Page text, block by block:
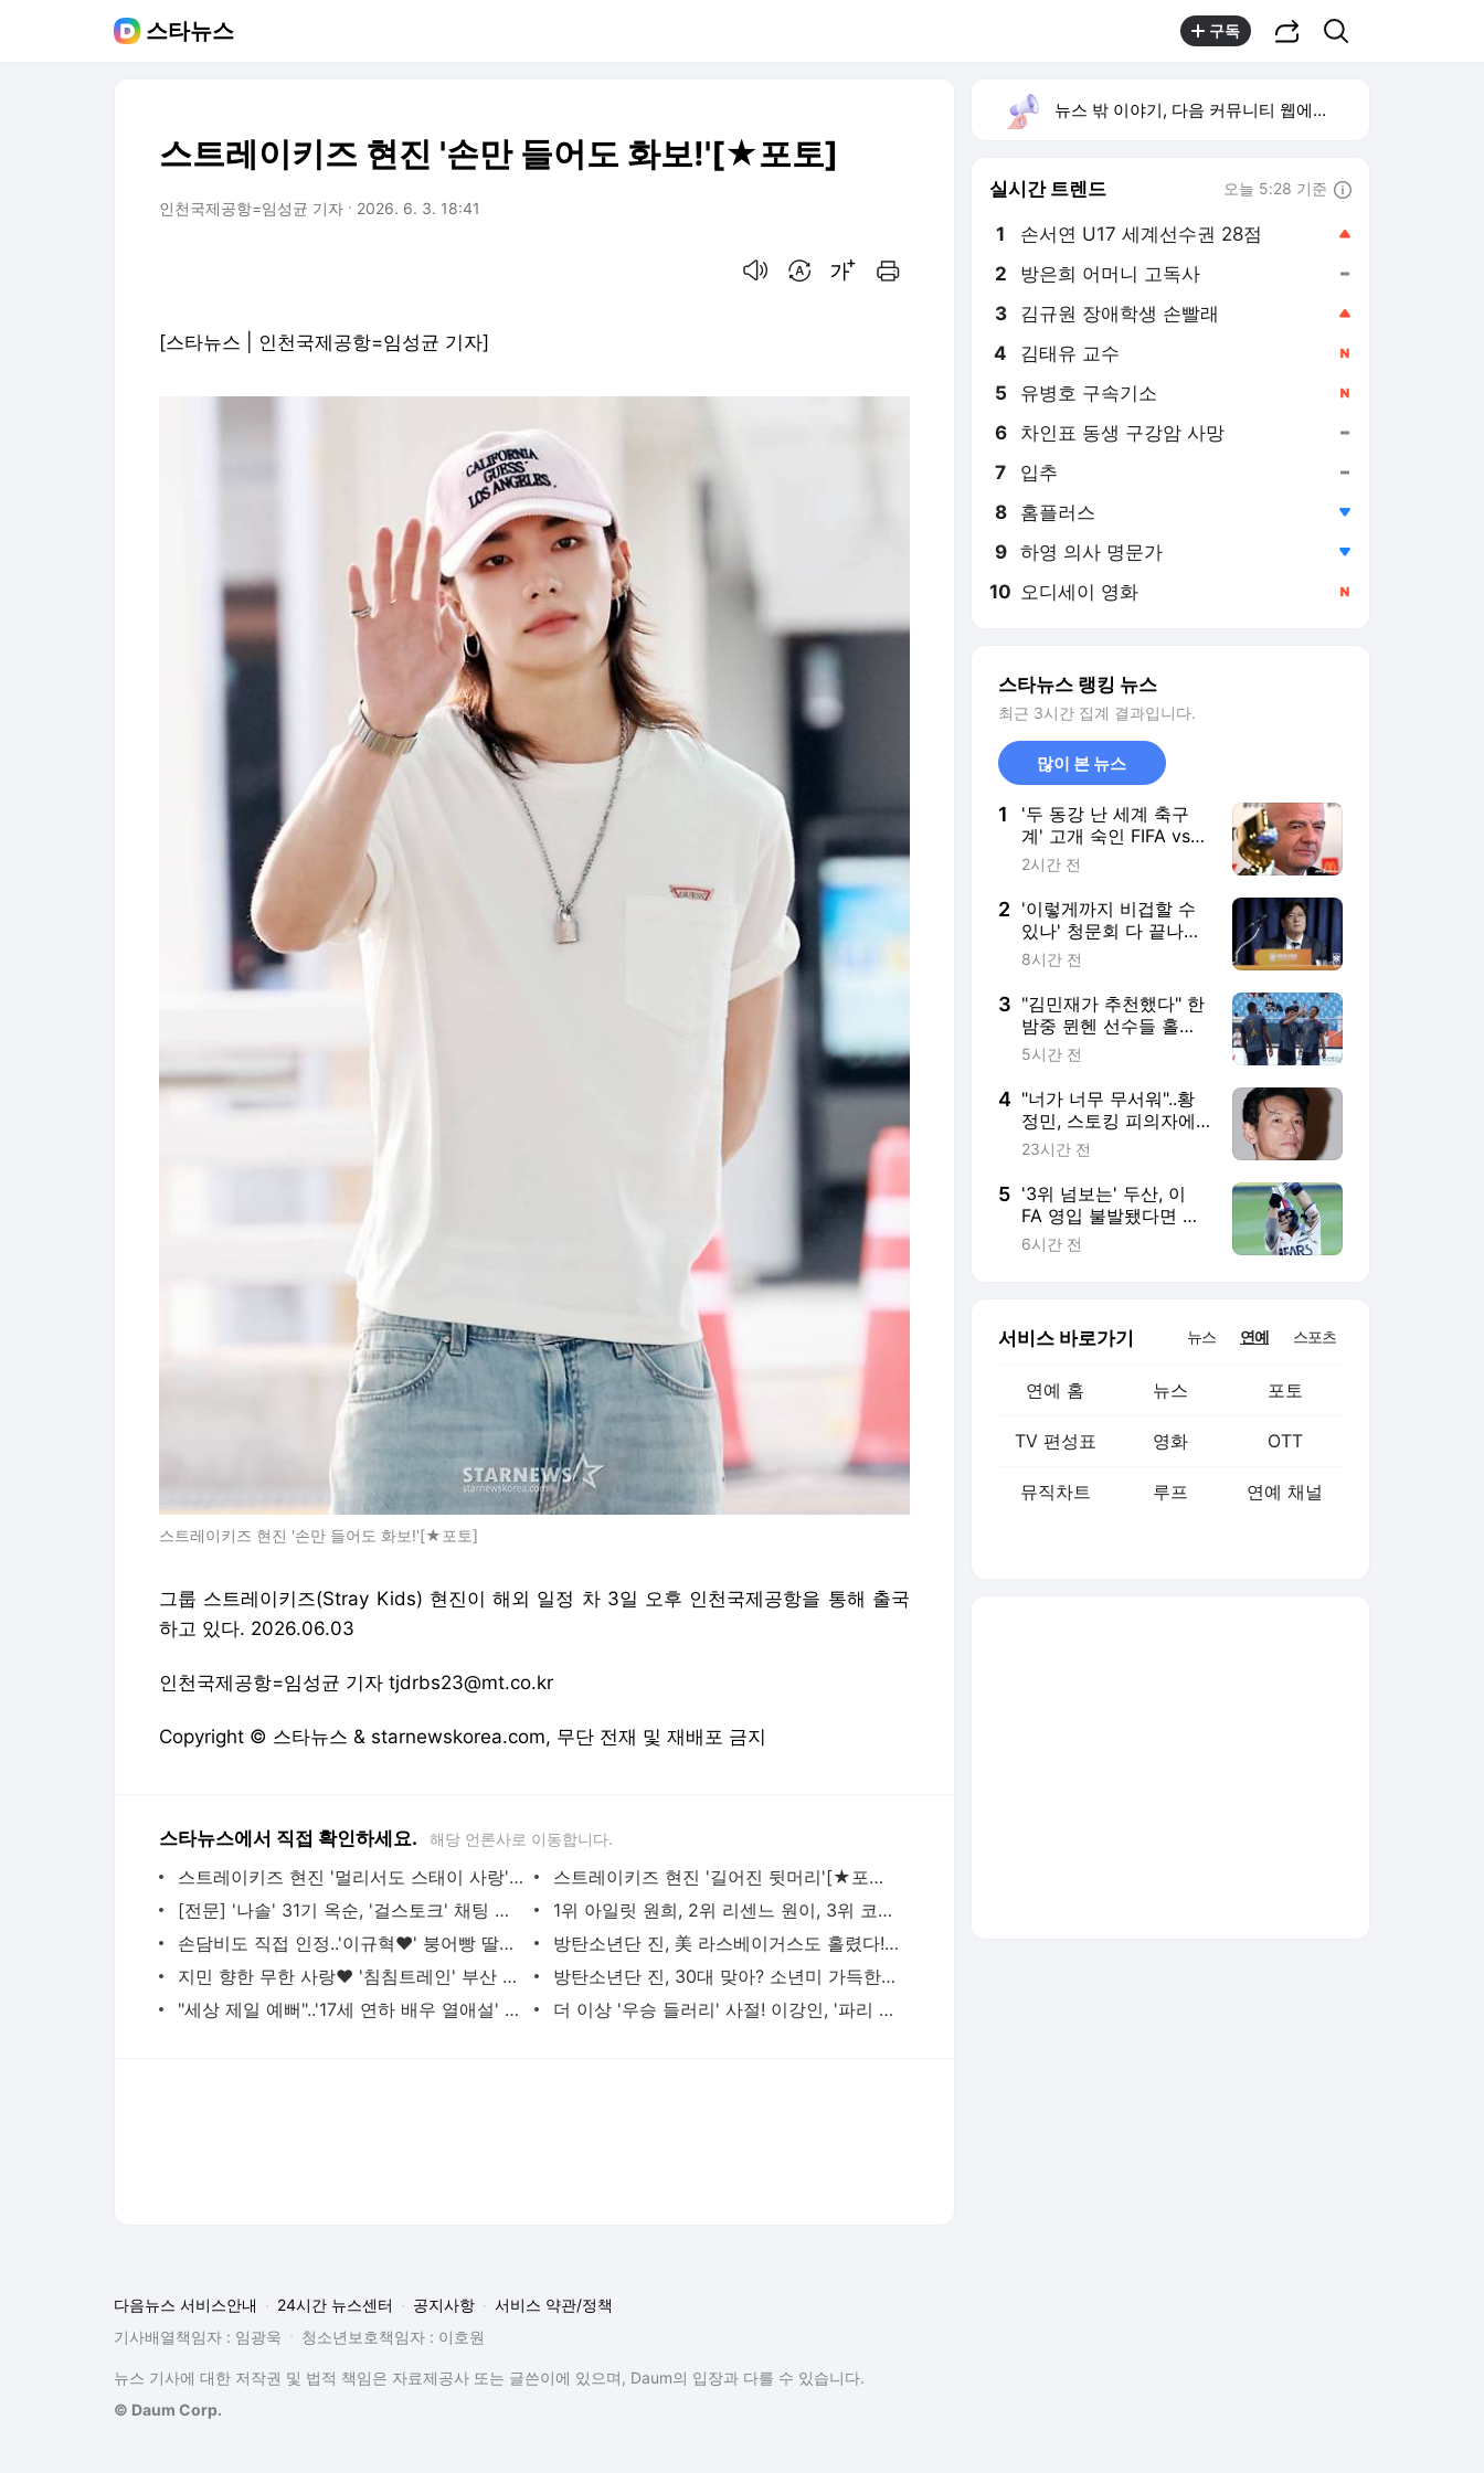
스타뉴스 구독
스트레이키즈 현진 '손만 들어도 화보!'[★포토]
인천국제공항=임성균 기자 2026. 6. 3. 18:41
[스타뉴스 | 인천국제공항=임성균 기자]
스트레이키즈 현진 '손만 들어도 화보!'[★포토]
그룹 스트레이키즈(Stray Kids) 현진이 해외 일정 차 3일 오후 인천국제공항을 통해 출국
하고 있다. 2026.06.03
인천국제공항=임성균 기자 tjdrbs23@mt.co.kr
Copyright © 스타뉴스 & starnewskorea.com, 무단 전재 및 재배포 금지
스타뉴스에서 직접 확인하세요. 해당 언론사로 이동합니다.
스트레이키즈 현진 '멀리서도 스태이 사랑'[★포토] | 스타뉴스
스트레이키즈 현진 '길어진 뒷머리'[★포토] | 스타뉴스
[전문] '나솔' 31기 옥순, '걸스토크' 채팅 내용 공개 "순자 왕따 분위기 없었다" | 스타뉴스
1위 아일릿 원희, 2위 리센느 원이, 3위 코르티스 건호 | 스타뉴스
손담비도 직접 인정..'이규혁♥' 붕어빵 딸에 '행복' | 스타뉴스
방탄소년단 진, 美 라스베이거스도 홀렸다!..역시 '투어 남신' | 스타뉴스
지민 향한 무한 사랑♥ '침침트레인' 부산 누빈다 | 스타뉴스
방탄소년단 진, 30대 맞아? 소년미 가득한 양갈래 머리 눈길 | 스타뉴스
"세상 제일 예뻐"..'17세 연하 배우 열애설' 성시경, 문가영과 조용히 컴백 [스타이슈] | 스타뉴스
더 이상 '우승 들러리' 사절! 이강인, '파리 생활 청산' 결단→아틀레티코 이적 '급물살'... 월드컵
뉴스 밖 이야기, 다음 커뮤니티 웹에서 보기
실시간 트렌드 오늘 5:28 기준
1 손서연 U17 세계선수권 28점
2 방은희 어머니 고독사
3 김규원 장애학생 손빨래
4 김태유 교수
5 유병호 구속기소
6 차인표 동생 구강암 사망
7 입추
8 홈플러스
9 하영 의사 명문가
10 오디세이 영화
스타뉴스 랭킹 뉴스
최근 3시간 집계 결과입니다.
많이 본 뉴스
1
'두 동강 난 세계 축구
계' 고개 숙인 FIFA vs
날 선 UEFA... 인판티노
콧 유효"
2시간 전
2 '이렇게까지 비겁할 수
있나' 청문회 다 끝나니
슬그머니 등장한 이임생
8시간 전
3 "김민재가 추천했다" 한
밤중 뮌헨 선수들 홀린
'K-야식'... '한국식 치킨'
심 "합리적 선택"
5시간 전
4 "너가 너무 무서워"..황
정민, 스토킹 피의자에
62번 먼저 전화 건 이유
23시간 전
5 '3위 넘보는' 두산, 이
FA 영입 불발됐다면 어
쩔 뻔했나... 사령탑도 찬
6시간 전
서비스 바로가기 뉴스 연예 스포츠
연예 홈 뉴스 포토
TV 편성표 영화 OTT
뮤직차트 루프 연예 채널